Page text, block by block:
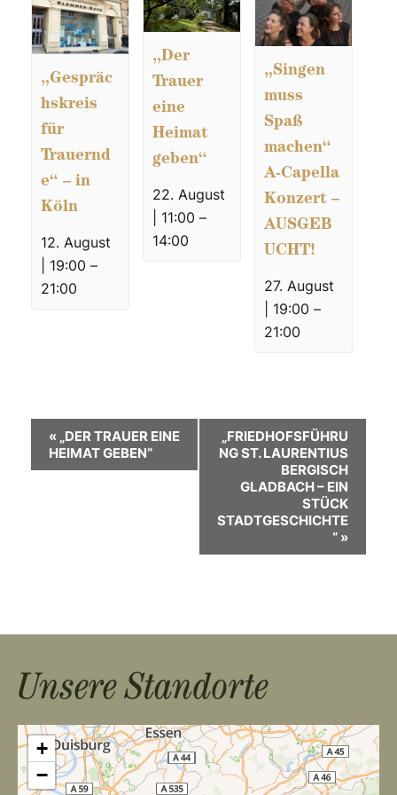
„Gespräc
hskreis
für
Trauernd
e“ – in
Köln
12. August
| 19:00 –
21:00
„Der
Trauer
eine
Heimat
geben“
22. August
| 11:00 –
14:00
„Singen
muss
Spaß
machen“
A-Capella
Konzert –
AUSGEB
UCHT!
27. August
| 19:00 –
21:00
e
l
t
u
n
« „DER TRAUER EINE
HEIMAT GEBEN“
„FRIEDHOFSFÜHRU
NG ST. LAURENTIUS
BERGISCH
GLADBACH – EIN
STÜCK
STADTGESCHICHTE
“ »
Unsere Standorte
+
−